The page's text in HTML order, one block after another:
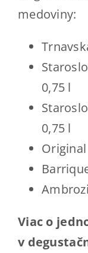
medoviny:
0,75 l
0,75 l
Viac o
v